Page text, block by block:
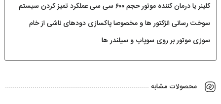
کلینر یا درمان کننده موتور حجم ۶۰۰ سی سی
عملکرد تمیز کردن سیستم
سوخت رسانی انژکتور ها و مخصوصا پاکسازی دودهای ناشی از خام
سوزی موتور بر روی سوپاپ و سیلندر ها
محصولات مشابه